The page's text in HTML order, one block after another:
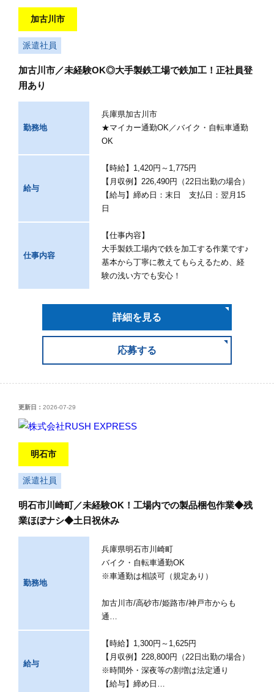
加古川市
派遣社員
加古川市／未経験OK◎大手製鉄工場で鉄加工！正社員登
用あり
勤務地
兵庫県加古川市
★マイカー通勤OK／バイク・自転車通勤
OK
給与
【時給】1,420円～1,775円
【月収例】226,490円（22日出勤の場合）
【給与】締め日：末日 支払日：翌月15
日
仕事内容
【仕事内容】
大手製鉄工場内で鉄を加工する作業です♪
基本から丁寧に教えてもらえるため、経
験の浅い方でも安心！
詳細を見る
応募する
更新日： 2026-07-29
明石市
派遣社員
明石市川崎町／未経験OK！工場内での製品梱包作業◆残
業ほぼナシ◆土日祝休み
勤務地
兵庫県明石市川崎町
バイク・自転車通勤OK
※車通勤は相談可（規定あり）
加古川市/高砂市/姫路市/神戸市からも
通…
給与
【時給】1,300円～1,625円
【月収例】228,800円（22日出勤の場合）
※時間外・深夜等の割増は法定通り
【給与】締め日…